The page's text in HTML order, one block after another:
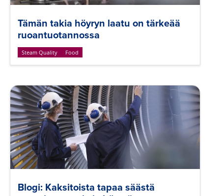
Tämän takia höyryn laatu on tärkeää
ruoantuotannossa
Steam Quality Food
Blogi: Kaksitoista tapaa säästä